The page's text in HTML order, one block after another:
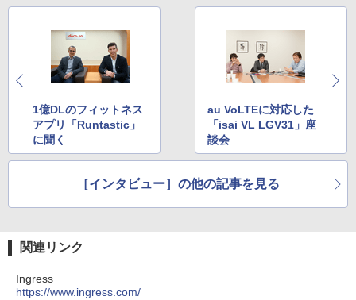
1億DLのフィットネス
アプリ「Runtastic」
に聞く
au VoLTEに対応した
「isai VL LGV31」座
談会
［インタビュー］の他の記事を見る
関連リンク
Ingress
https://www.ingress.com/